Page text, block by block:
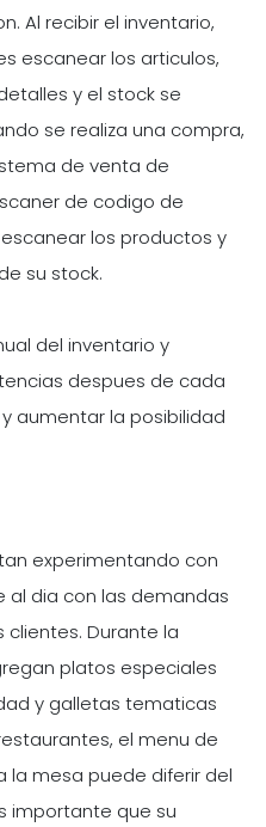
Al recibir el inventario,
escanear los articulos,
y el stock se
se realiza una compra,
de venta de
de codigo de
los productos y
su stock.
del inventario y
despues de cada
aumentar la posibilidad
experimentando con
al dia con las demandas
Durante la
platos especiales
y galletas tematicas
el menu de
la mesa puede diferir del
importante que su